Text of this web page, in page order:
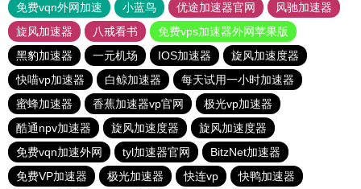
免费vqn外网加速
小蓝鸟 优途加速器官网
风驰加速器
旋风加速器
八戒看书
免费vps加速器外网苹果版
黑豹加速器
一元机场 IOS加速器
旋风加速度器
快喵vp加速器
白鲸加速器
每天试用一小时加速器
蜜蜂加速器
香蕉加速器vp官网
极光vp加速器
酷通npv加速器
旋风加速度器
旋风加速度器
免费vqn加速外网
tyl加速器官网
BitzNet加速器
免费VP加速器
极光加速器 快连vp
快鸭加速器